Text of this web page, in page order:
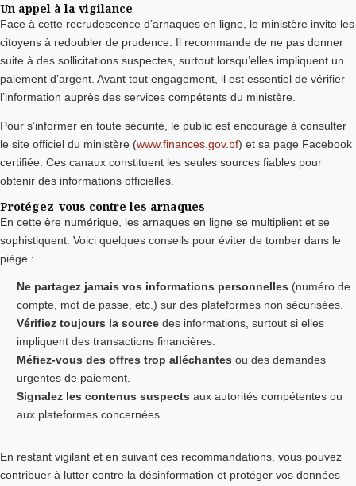
Un appel à la vigilance
Face à cette recrudescence d’arnaques en ligne, le ministère invite les
citoyens à redoubler de prudence. Il recommande de ne pas donner
suite à des sollicitations suspectes, surtout lorsqu’elles impliquent un
paiement d’argent. Avant tout engagement, il est essentiel de vérifier
l’information auprès des services compétents du ministère.
Pour s’informer en toute sécurité, le public est encouragé à consulter
le site officiel du ministère (www.finances.gov.bf) et sa page Facebook
certifiée. Ces canaux constituent les seules sources fiables pour
obtenir des informations officielles.
Protégez-vous contre les arnaques
En cette ère numérique, les arnaques en ligne se multiplient et se
sophistiquent. Voici quelques conseils pour éviter de tomber dans le
piège :
Ne partagez jamais vos informations personnelles (numéro de
compte, mot de passe, etc.) sur des plateformes non sécurisées.
Vérifiez toujours la source des informations, surtout si elles
impliquent des transactions financières.
Méfiez-vous des offres trop alléchantes ou des demandes
urgentes de paiement.
Signalez les contenus suspects aux autorités compétentes ou
aux plateformes concernées.
En restant vigilant et en suivant ces recommandations, vous pouvez
contribuer à lutter contre la désinformation et protéger vos données